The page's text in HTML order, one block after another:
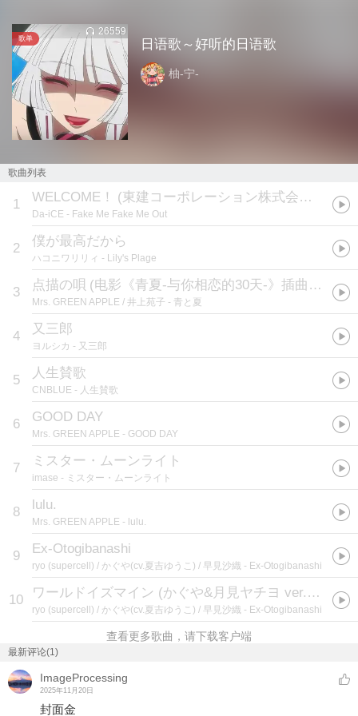
歌单
26559
日语歌～好听的日语歌
柚-宁-
歌曲列表
1 WELCOME！ (東建コーポレーション株式会社ホームメイトTVCMソング'
Da-iCE - Fake Me Fake Me Out
2 僕が最高だから
ハコニワリリィ - Lily's Plage
3 点描の唄 (电影《青夏-与你相恋的30天-》插曲:映画「青夏 きみに恋した30日」挿入歌
Mrs. GREEN APPLE / 井上苑子 - 青と夏
4 又三郎
ヨルシカ - 又三郎
5 人生賛歌
CNBLUE - 人生賛歌
6 GOOD DAY
Mrs. GREEN APPLE - GOOD DAY
7 ミスター・ムーンライト
imase - ミスター・ムーンライト
8 lulu.
Mrs. GREEN APPLE - lulu.
9 Ex-Otogibanashi
ryo (supercell) / かぐや(cv.夏吉ゆうこ) / 早見沙織 - Ex-Otogibanashi
10 ワールドイズマイン (かぐや&月見ヤチヨ ver.) [CPK! Remix]
ryo (supercell) / かぐや(cv.夏吉ゆうこ) / 早見沙織 - Ex-Otogibanashi
查看更多歌曲，请下载客户端
最新评论(1)
ImageProcessing
2025年11月20日
封面金